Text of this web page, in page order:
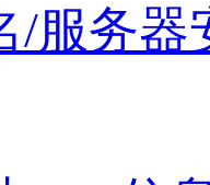
/服务器